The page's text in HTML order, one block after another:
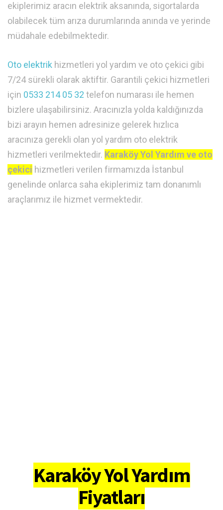
ekiplerimiz aracın elektrik aksanında, sigortalarda
olabilecek tüm arıza durumlarında anında ve yerinde
müdahale edebilmektedir.
Oto elektrik hizmetleri yol yardım ve oto çekici gibi
7/24 sürekli olarak aktiftir. Garantili çekici hizmetleri
için 0533 214 05 32 telefon numarası ile hemen
bizlere ulaşabilirsiniz. Aracınızla yolda kaldığınızda
bizi arayın hemen adresinize gelerek hızlıca
aracınıza gerekli olan yol yardım oto elektrik
hizmetleri verilmektedir. Karaköy Yol Yardım ve oto
çekici hizmetleri verilen firmamızda İstanbul
genelinde onlarca saha ekiplerimiz tam donanımlı
araçlarımız ile hizmet vermektedir.
Karaköy Yol Yardım
Fiyatları